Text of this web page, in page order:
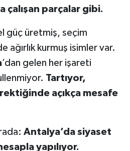
çalışan parçalar gibi.
güç üretmiş, seçim
ağırlık kurmuş isimler var.
’dan gelen her işareti
Tartıyor,
açıkça mesafe
Antalya’da siyaset
yapılıyor.